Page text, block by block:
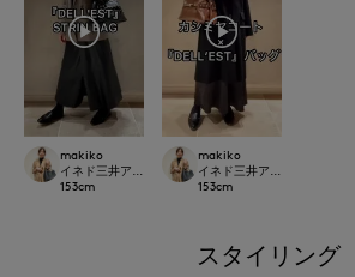
makiko
イネド三井アウトレットパーク多摩南大沢店
153cm
makiko
イネド三井アウトレットパー
153cm
スタイリング